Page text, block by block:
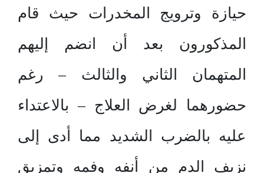
حيازة وترويج المخدرات حيث قام
المذكورون بعد أن انضم إليهم
المتهمان الثاني والثالث – رغم
حضورهما لغرض العلاج – بالاعتداء
عليه بالضرب الشديد مما أدى إلى
نزيف الدم من أنفه وفمه وتمزيق